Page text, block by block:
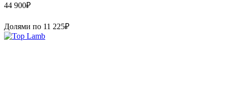
44 900₽
Долями по 11 225₽